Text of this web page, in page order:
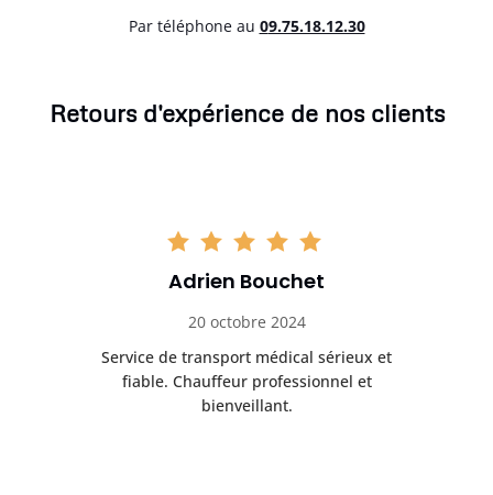
Par téléphone au 09.75.18.12.30
Retours d'expérience de nos clients
Adrien Bouchet
20 octobre 2024
Service de transport médical sérieux et
fiable. Chauffeur professionnel et
bienveillant.